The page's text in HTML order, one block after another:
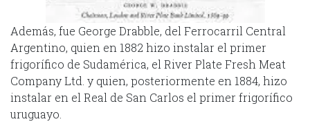
Además, fue George Drabble, del Ferrocarril Central
Argentino, quien en 1882 hizo instalar el primer
frigorífico de Sudamérica, el River Plate Fresh Meat
Company Ltd. y quien, posteriormente en 1884, hizo
instalar en el Real de San Carlos el primer frigorífico
uruguayo.